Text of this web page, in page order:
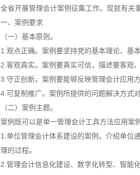
全省开展管理会计案例征集工作。现就有关
一、案例要求
（一）基本原则。
1.观点正确。案例要坚持党的基本理论、基
2.客观真实。案例要真实可信，描述要客观
3.守正创新。案例要能够反映管理会计应用
4.可复制推广。案例所提供的问题解决方式
（二）案例主题。
案例既可以是单一管理会计工具方法应用案
1.单位管理会计体系建设的案例。介绍单位
理的过程。
2.管理会计信息化建设、数字化转型、智能